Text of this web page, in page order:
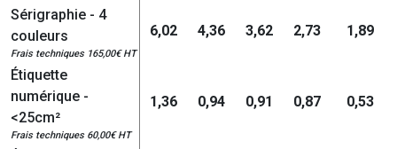
Sérigraphie - 4
couleurs
Frais techniques 165,00€ HT
6,02 4,36 3,62 2,73 1,89
Étiquette
numérique -
<25cm²
Frais techniques 60,00€ HT
1,36 0,94 0,91 0,87 0,53